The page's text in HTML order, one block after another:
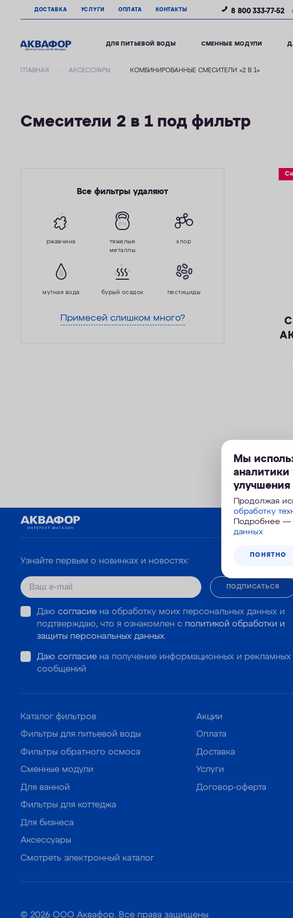
ДОСТАВКА УСЛУГИ ОПЛАТА КОНТАКТЫ 8 800 333-77-52
ДЛЯ ПИТЬЕВОЙ ВОДЫ СМЕННЫЕ МОДУЛИ
ГЛАВНАЯ АКСЕССУАРЫ КОМБИНИРОВАННЫЕ СМЕСИТЕЛИ «2 В 1»
Смесители 2 в 1 под фильтр
Все фильтры удаляют
ржавчина
тяжелые
металлы
хлор
мутная вода бурый осадок пестициды
Примесей слишком много?
Мы
улучшения
Продолжая
обработку
Подробнее —
данных
ПОНЯТНО
Узнайте первым о новинках и новостях:
ПОДПИСАТЬСЯ
Даю согласиена обработку моих персональных данных и
подтверждаю, что я ознакомлен с политикой обработки и
защиты персональных данных.
Даю согласиена получение информационных и рекламных
сообщений
Каталог фильтров
Фильтры для питьевой воды
Фильтры обратного осмоса
Сменные модули
Для ванной
Фильтры для коттеджа
Для бизнеса
Аксессуары
Смотреть электронный каталог
Акции
Оплата
Доставка
Услуги
Договор-оферта
© 2026 ООО Аквафор. Все права защищены